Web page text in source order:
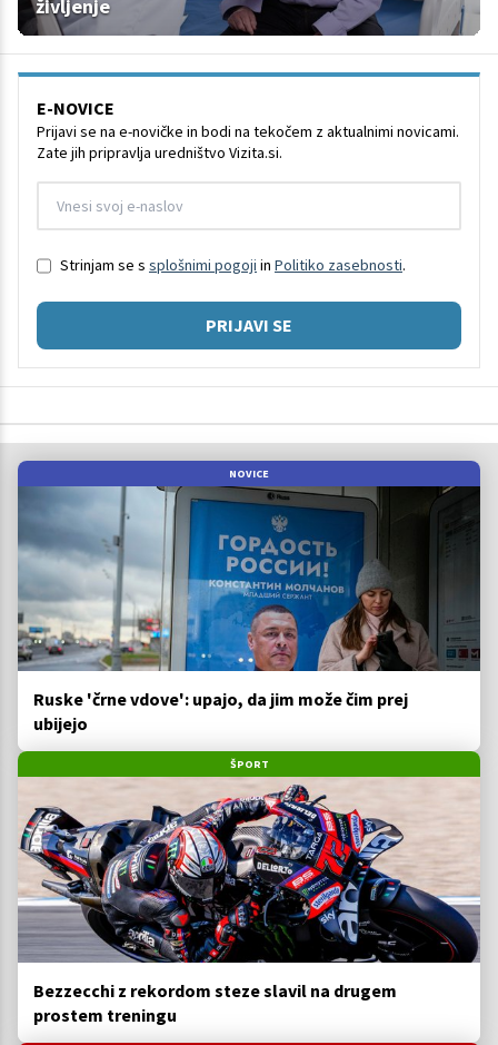
življenje
E-NOVICE
Prijavi se na e-novičke in bodi na tekočem z aktualnimi novicami.
Zate jih pripravlja uredništvo Vizita.si.
Strinjam se s splošnimi pogoji in Politiko zasebnosti.
PRIJAVI SE
NOVICE
Ruske 'črne vdove': upajo, da jim može čim prej
ubijejo
ŠPORT
Bezzecchi z rekordom steze slavil na drugem
prostem treningu